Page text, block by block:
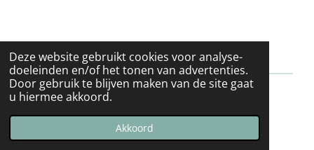
Deze website gebruikt cookies voor analyse-
doeleinden en/of het tonen van advertenties.
Door gebruik te blijven maken van de site gaat
u hiermee akkoord.
Akkoord
© 2020 - 2026 Jeugdatelier Prikkebeen